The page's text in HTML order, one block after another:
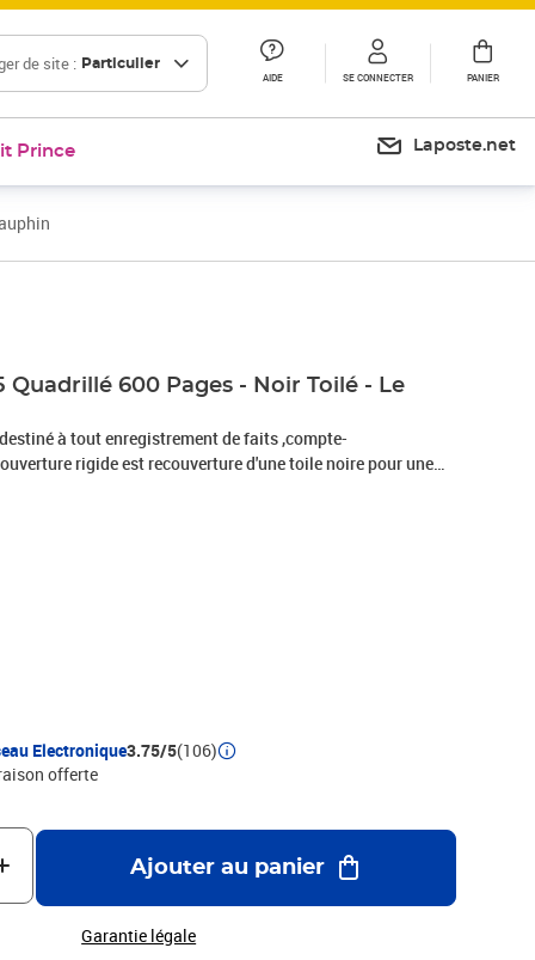
de site : Particulier
AIDE SE CONNECTER PANIER
Prince Laposte.net
Quadrillé 600 Pages - Noir Toilé - Le
à tout enregistrement de faits ,compte-
rigide est recouverture d'une toile noire pour une
Papier intérieur vélin 90 grammes. Le papier vélin
et lisse Dimensions 34 x 22,5 cm - 592 pages non
Electronique3.75/5(106)
offerte
Ajouter au panier
Garantie légale